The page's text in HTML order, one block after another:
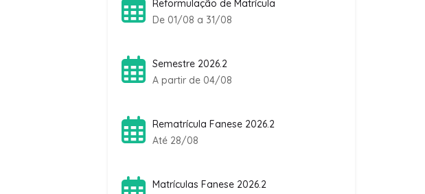
Reformulação de Matrícula
De 01/08 a 31/08
Semestre 2026.2
A partir de 04/08
Rematrícula Fanese 2026.2
Até 28/08
Matrículas Fanese 2026.2